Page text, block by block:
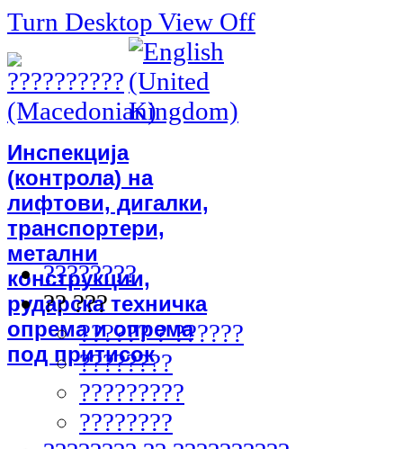
Turn Desktop View Off
Инспекција
(контрола) на
лифтови, дигалки,
транспортери,
метални
конструкции,
рударска техничка
опрема и опрема
под притисок
????????
?? ???
?????? ? ??????
????????
?????????
????????